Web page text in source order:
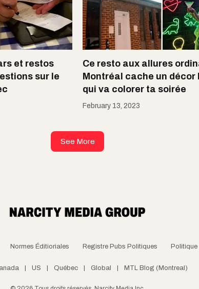
et restos
sur le
Ce resto aux allures
Montréal cache un décor
qui va colorer ta soirée
February 13, 2023
See More
Normes Éditioriales Registre Pubs Politiques Politique
| US | Québec | Global | MTL Blog (Montreal)